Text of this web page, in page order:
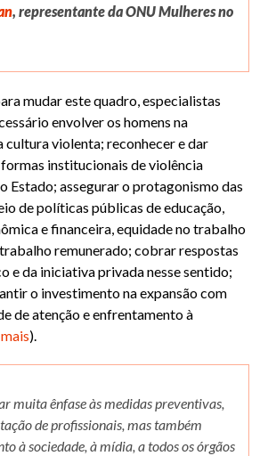
, representante da ONU Mulheres no
mudar este quadro, especialistas
envolver os homens na
cultura violenta; reconhecer e dar
institucionais de violência
Estado; assegurar o protagonismo das
de políticas públicas de educação,
e financeira, equidade no trabalho
remunerado; cobrar respostas
e da iniciativa privada nesse sentido;
o investimento na expansão com
de atenção e enfrentamento à
).
muita ênfase às medidas preventivas,
de profissionais, mas também
à sociedade, à mídia, a todos os órgãos